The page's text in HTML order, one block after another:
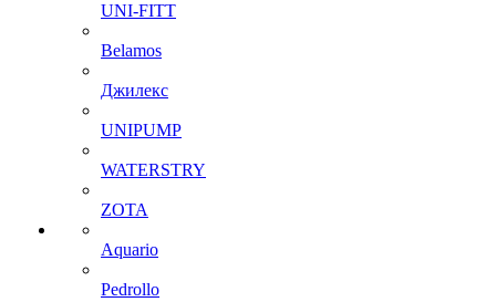
UNI-FITT
Belamos
Джилекс
UNIPUMP
WATERSTRY
ZOTA
Aquario
Pedrollo